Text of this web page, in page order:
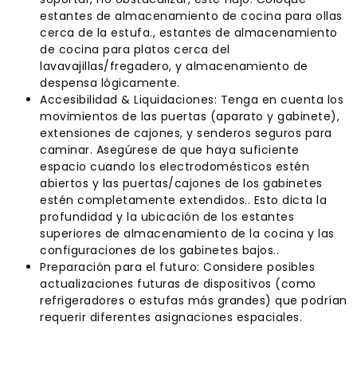
estantes de almacenamiento de cocina para ollas
cerca de la estufa., estantes de almacenamiento
de cocina para platos cerca del
lavavajillas/fregadero, y almacenamiento de
despensa lógicamente.
Accesibilidad & Liquidaciones: Tenga en cuenta los
movimientos de las puertas (aparato y gabinete),
extensiones de cajones, y senderos seguros para
caminar. Asegúrese de que haya suficiente
espacio cuando los electrodomésticos estén
abiertos y las puertas/cajones de los gabinetes
estén completamente extendidos.. Esto dicta la
profundidad y la ubicación de los estantes
superiores de almacenamiento de la cocina y las
configuraciones de los gabinetes bajos..
Preparación para el futuro: Considere posibles
actualizaciones futuras de dispositivos (como
refrigeradores o estufas más grandes) que podrían
requerir diferentes asignaciones espaciales.